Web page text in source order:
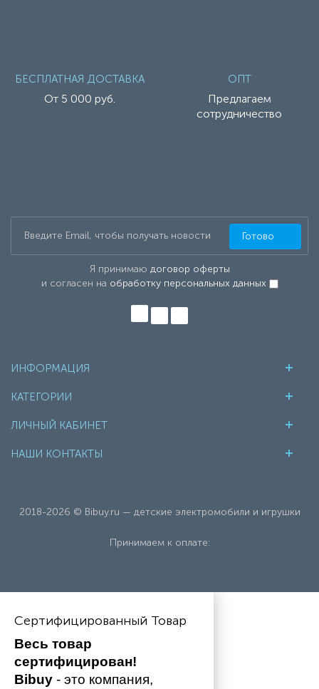
БЕСПЛАТНАЯ ДОСТАВКА
От 5 000 руб.
ОПТ
Предлагаем
сотрудничество
Я принимаю договор оферты
и согласен на обработку персональных данных
Готово
ИНФОРМАЦИЯ
КАТЕГОРИИ
ЛИЧНЫЙ КАБИНЕТ
НАШИ КОНТАКТЫ
2018-2026 © Bibuy.ru — детские электромобили и игрушки
Принимаем к оплате:
Сертифицированный Товар
Весь товар
сертифицирован!
Bibuy - это компания,